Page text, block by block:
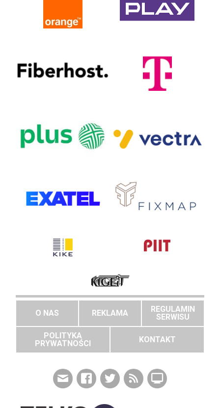
O NAS REKLAMA
REGULAMIN
SERWISU
POLITYKA
PRYWATNOŚCI
KONTAKT